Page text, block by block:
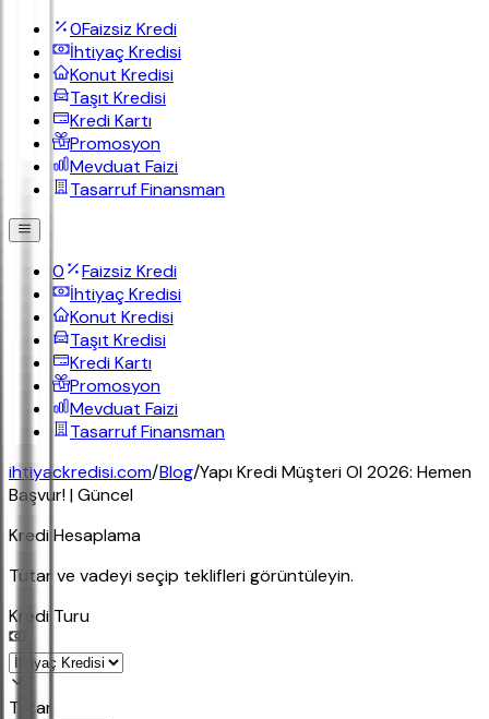
0Faizsiz Kredi
İhtiyaç Kredisi
Konut Kredisi
Taşıt Kredisi
Kredi Kartı
Promosyon
Mevduat Faizi
Tasarruf Finansman
0
Faizsiz Kredi
İhtiyaç Kredisi
Konut Kredisi
Taşıt Kredisi
Kredi Kartı
Promosyon
Mevduat Faizi
Tasarruf Finansman
ihtiyackredisi.com/Blog/Yapı Kredi Müşteri Ol 2026: Hemen
Başvur! | Güncel
Kredi Hesaplama
Tutar ve vadeyi seçip teklifleri görüntüleyin.
Kredi Turu
Tutar